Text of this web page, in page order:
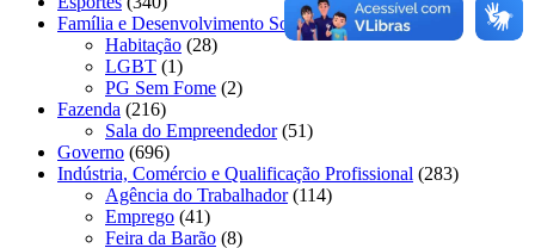
Família e Desenvolvimento Social(229)
Habitação (28)
LGBT (1)
PG Sem Fome (2)
Fazenda (216)
Sala do Empreendedor(51)
Governo (696)
Indústria, Comércio e Qualificação Profissional (283)
Agência do Trabalhador(114)
Emprego (41)
Feira da Barão (8)